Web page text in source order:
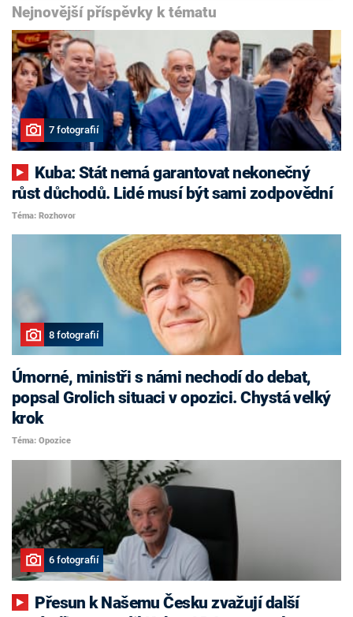
Nejnovější příspěvky k tématu
7 fotografií
růst důchodů. Lidé musí být sami zodpovědní
Téma: Rozhovor
8 fotografií
Úmorné, ministři s námi nechodí do debat,
popsal Grolich situaci v opozici. Chystá velký
krok
Téma: Opozice
6 fotografií